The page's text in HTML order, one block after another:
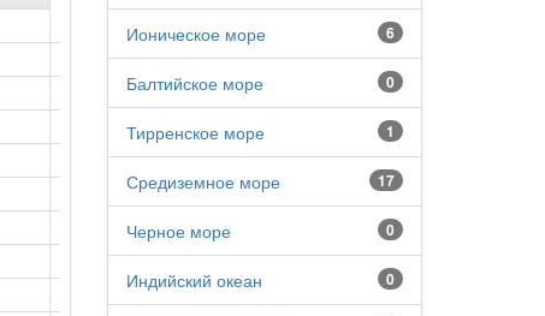
6
Ионическое море
0
Балтийское море
1
Тирренское море
17
Средиземное море
0
Черное море
0
Индийский океан